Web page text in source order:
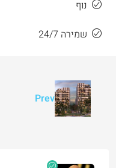
נוף
שמירה 24/7
Prev